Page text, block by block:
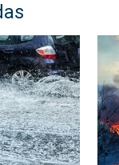
Medidas de